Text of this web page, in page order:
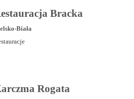
Bracka
Biała
Rogata